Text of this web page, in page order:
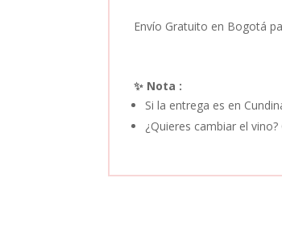
Envío Gratuito en Bogotá
✨ Nota :
Si la entrega es en
¿Quieres cambiar el